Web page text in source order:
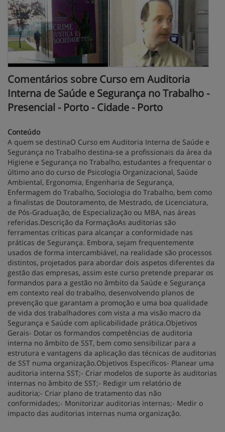
Comentários sobre Curso em Auditoria
Interna de Saúde e Segurança no Trabalho -
Presencial - Porto - Cidade - Porto
Conteúdo
A quem se destinaO Curso em Auditoria Interna de Saúde e
Segurança no Trabalho destina-se a profissionais da área da
Higiene e Segurança no Trabalho, estudantes a frequentar o
último ano do curso de Psicologia Organizacional, Saúde
Ambiental, Ergonomia, Engenharia de Segurança,
Enfermagem do Trabalho, Sociologia do Trabalho, bem como
a finalistas de Doutoramento, de Mestrado, de Licenciatura,
de Pós-Graduação, de Especialização ou MBA, nas áreas
referidas.Descrição da FormaçãoAs auditorias são
ferramentas críticas para alcançar a conformidade nas
práticas de Segurança. Embora, sejam frequentemente
usados de forma intercambiável, na realidade são processos
distintos, projetados para abordar dois aspetos diferentes da
gestão das empresas, assim este curso pretende preparar os
formandos para a gestão no âmbito da Saúde e Segurança
em contexto real do trabalho, desenvolvendo planos de
prevenção que garantam a promoção e uma boa qualidade
de vida dos trabalhadores com vista a ma visão macro da
Segurança e Saúde com aplicabilidade prática.Objetivos
Gerais- Dotar os formandos competências de auditoria
interna no âmbito de SST, bem como sensibilizar para a
estrutura e vantagens da aplicação das técnicas de auditorias
de SST numa organização.Objetivos Específicos- Planear uma
auditoria interna SST;- Criar modelos de suporte às auditorias
internas no âmbito de SST;- Redigir um relatório de
auditoria;- Criar plano de tratamento das não
conformidades;- Monitorizar auditorias internas;- Medir o
impacto das auditorias internas numa organização.